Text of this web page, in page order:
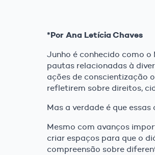
*Por Ana Letícia Chaves
Junho é conhecido como o
pautas relacionadas à
ações de conscientização
refletirem sobre direitos,
Mas a verdade é que
Mesmo com avanços
criar espaços para que o
compreensão sobre